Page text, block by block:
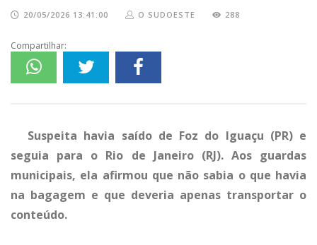
20/05/2026 13:41:00 O SUDOESTE 288
Compartilhar:
Suspeita havia saído de Foz do Iguaçu (PR) e
seguia para o Rio de Janeiro (RJ). Aos guardas
municipais, ela afirmou que não sabia o que havia
na bagagem e que deveria apenas transportar o
conteúdo.